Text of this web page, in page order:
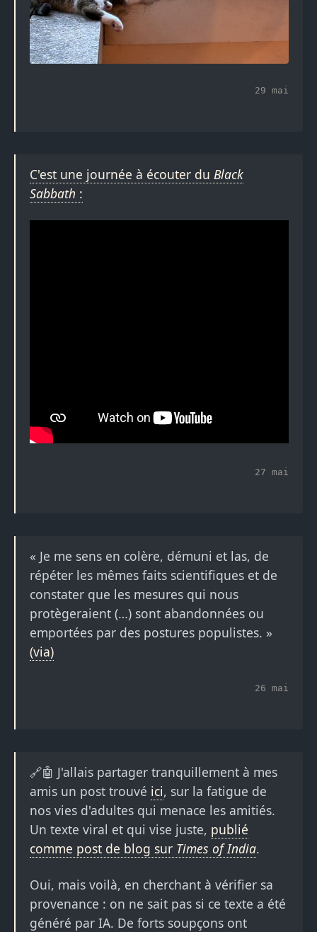
29 mai
C'est une journée à écouter du Black
Sabbath :
27 mai
« Je me sens en colère, démuni et las, de
répéter les mêmes faits scientifiques et de
constater que les mesures qui nous
protègeraient (…) sont abandonnées ou
emportées par des postures populistes. »
(via)
26 mai
🔗🤖 J'allais partager tranquillement à mes
amis un post trouvé ici, sur la fatigue de
nos vies d'adultes qui menace les amitiés.
Un texte viral et qui vise juste, publié
comme post de blog sur Times of India.
Oui, mais voilà, en cherchant à vérifier sa
provenance : on ne sait pas si ce texte a été
généré par IA. De forts soupçons ont